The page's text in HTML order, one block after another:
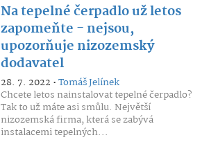
Na tepelné čerpadlo už letos
zapomeňte - nejsou,
upozorňuje nizozemský
dodavatel
28. 7. 2022 •Tomáš Jelínek
Chcete letos nainstalovat tepelné čerpadlo?
Tak to už máte asi smůlu. Největší
nizozemská firma, která se zabývá
instalacemi tepelných...